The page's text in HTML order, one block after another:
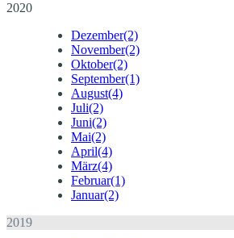
2020
Dezember(2)
November(2)
Oktober(2)
September(1)
August(4)
Juli(2)
Juni(2)
Mai(2)
April(4)
März(4)
Februar(1)
Januar(2)
2019